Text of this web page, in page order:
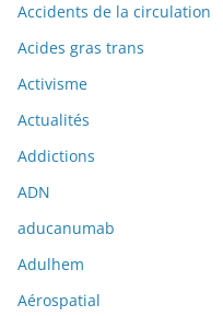
Accidents de la circulation
Acides gras trans
Activisme
Actualités
Addictions
ADN
aducanumab
Adulhem
Aérospatial